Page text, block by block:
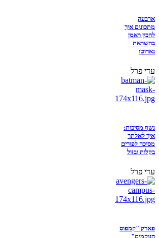
ארבעה
מתכונים איך
להכין ראמן
בהשראת
נארוטו
עדי פרל
נשף מסיכות:
איך לאלתר
מסיכה לפורים
בקלות ובזול
עדי פרל
פארק "קמפוס
הנוקמים"